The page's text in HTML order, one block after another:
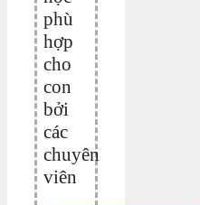
phù
hợp
cho
con
bởi
các
chuyên
viên